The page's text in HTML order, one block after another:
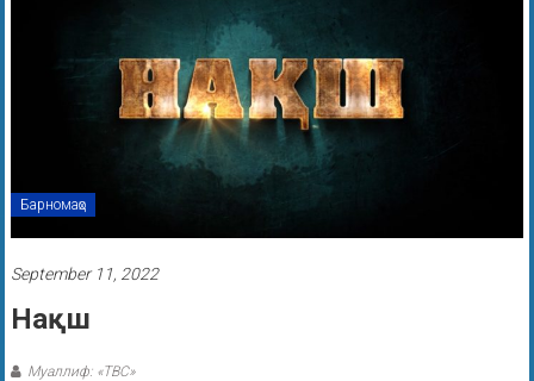
Барномаҳо
September 11, 2022
Нақш
Муаллиф: «ТВС»